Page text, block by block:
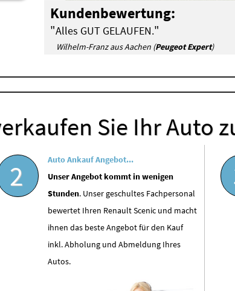
Kundenbewertung:
"Alles GUT GELAUFEN."
Wilhelm-Franz aus Aachen (Peugeot Expert)
Sie Ihr Auto
2
Auto Ankauf Angebot...
Unser Angebot kommt in wenigen
Stunden. Unser geschultes Fachpersonal
bewertet Ihren Renault Scenic und macht
ihnen das beste Angebot für den Kauf
inkl. Abholung und Abmeldung Ihres
Autos.